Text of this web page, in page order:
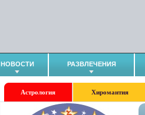
НОВОСТИ РАЗВЛЕЧЕНИЯ
Астрология Хиромантия